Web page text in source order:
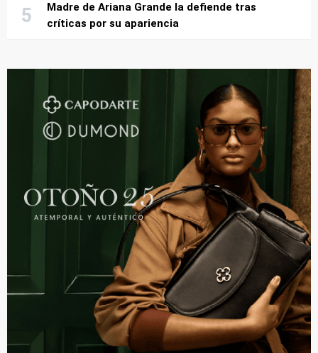
Madre de Ariana Grande la defiende tras
críticas por su apariencia